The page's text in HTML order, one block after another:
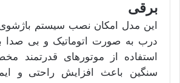
برقی
این مدل امکان نصب سیستم باژشوی
درب به صورت اتوماتیک و بی صدا
استفاده از موتورهای قدرتمند
سنگین باعث افزایش راحتی و